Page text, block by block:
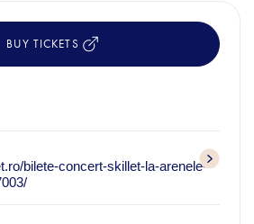
BUY TICKETS
bilete-concert-skillet-la-arenele-